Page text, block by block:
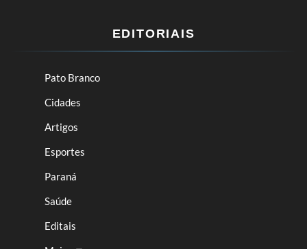
EDITORIAIS
Pato Branco
Cidades
Artigos
Esportes
Paraná
Saúde
Editais